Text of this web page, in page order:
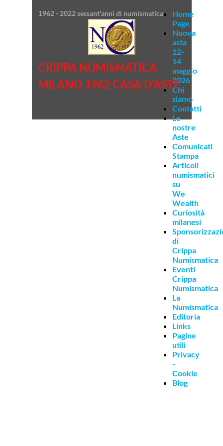
1962 - 2022 sessant'anni di numismatica
CRIPPA NUMISMATICA
MILANO 1962 CASA D'ASTE
Home
Page
Nuova
asta
12-
14
maggio
2026
Chi
siamo
Contatti
Le
nostre
Aste
Comunicati
Stampa
Articoli
numismatici
su
We
Wealth
Curiosità
milanesi
di
Crippa
Numismatica
Eventi
Crippa
Numismatica
La
Numismatica
Editoria
Links
Pagine
utili
Privacy
-
Cookie
Blog